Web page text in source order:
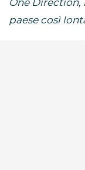
One Direction,
paese così